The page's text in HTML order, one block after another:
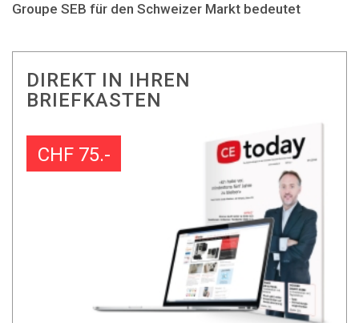
Groupe SEB für den Schweizer Markt bedeutet
DIREKT IN IHREN
BRIEFKASTEN
CHF 75.-